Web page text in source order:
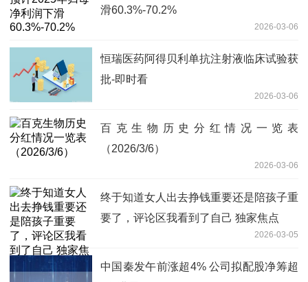
滑60.3%-70.2%
2026-03-06
恒瑞医药阿得贝利单抗注射液临床试验获
批-即时看
2026-03-06
百克生物历史分红情况一览表
（2026/3/6）
2026-03-06
终于知道女人出去挣钱重要还是陪孩子重
要了，评论区我看到了自己 独家焦点
2026-03-05
中国秦发午前涨超4% 公司拟配股净筹超